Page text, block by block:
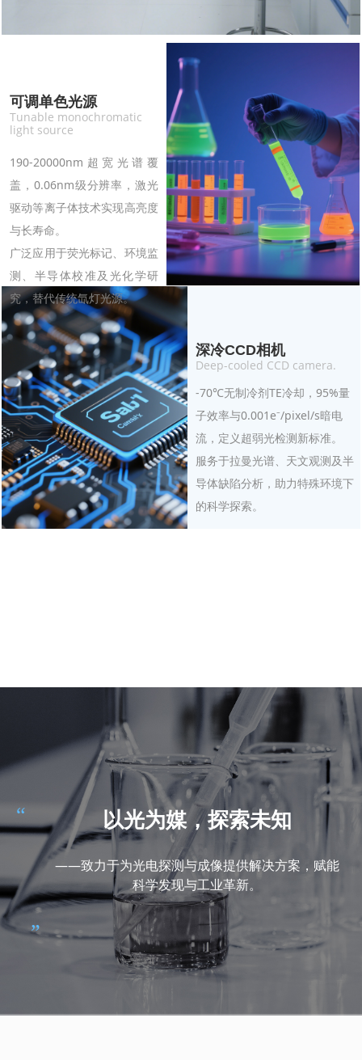
可调单色光源
Tunable monochromatic
light source
190-20000nm超宽光谱覆
盖，0.06nm级分辨率，激光
驱动等离子体技术实现高亮度
与长寿命。
广泛应用于荧光标记、环境监
测、半导体校准及光化学研
究，替代传统氙灯光源。
深冷CCD相机
Deep-cooled CCD camera.
-70℃无制冷剂TE冷却，95%量
子效率与0.001e⁻/pixel/s暗电
流，定义超弱光检测新标准。
服务于拉曼光谱、天文观测及半
导体缺陷分析，助力特殊环境下
的科学探索。
以光为媒，探索未知
——致力于为光电探测与成像提供解决方案，赋能
科学发现与工业革新。
“
”